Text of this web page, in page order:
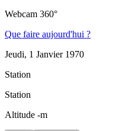
Webcam 360°
Que faire aujourd'hui ?
Jeudi, 1 Janvier 1970
Station
Station
Altitude -m